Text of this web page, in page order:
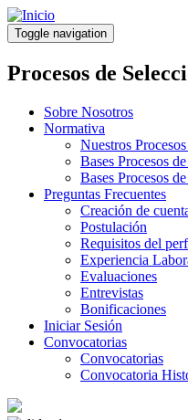
Pasar
al
contenido
principal
Toggle navigation
Procesos de
Sobre Nosotros
Normativa
Nuestros
Bases Procesos
Bases Procesos
Preguntas Frecuentes
Creación de
Postulación
Requisitos del
Experiencia
Evaluaciones
Entrevistas
Bonificaciones
Iniciar Sesión
Convocatorias
Convocatorias
Convocatoria